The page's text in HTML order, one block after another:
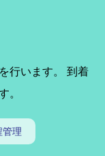
行います。
到着
。
管理